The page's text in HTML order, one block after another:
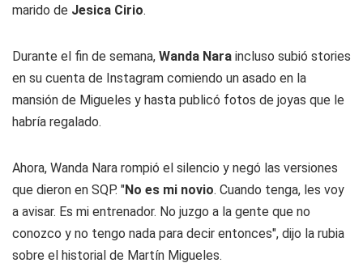
marido de Jesica Cirio.
Durante el fin de semana, Wanda Nara incluso subió stories
en su cuenta de Instagram comiendo un asado en la
mansión de Migueles y hasta publicó fotos de joyas que le
habría regalado.
Ahora, Wanda Nara rompió el silencio y negó las versiones
que dieron en SQP. "No es mi novio. Cuando tenga, les voy
a avisar. Es mi entrenador. No juzgo a la gente que no
conozco y no tengo nada para decir entonces", dijo la rubia
sobre el historial de Martín Migueles.